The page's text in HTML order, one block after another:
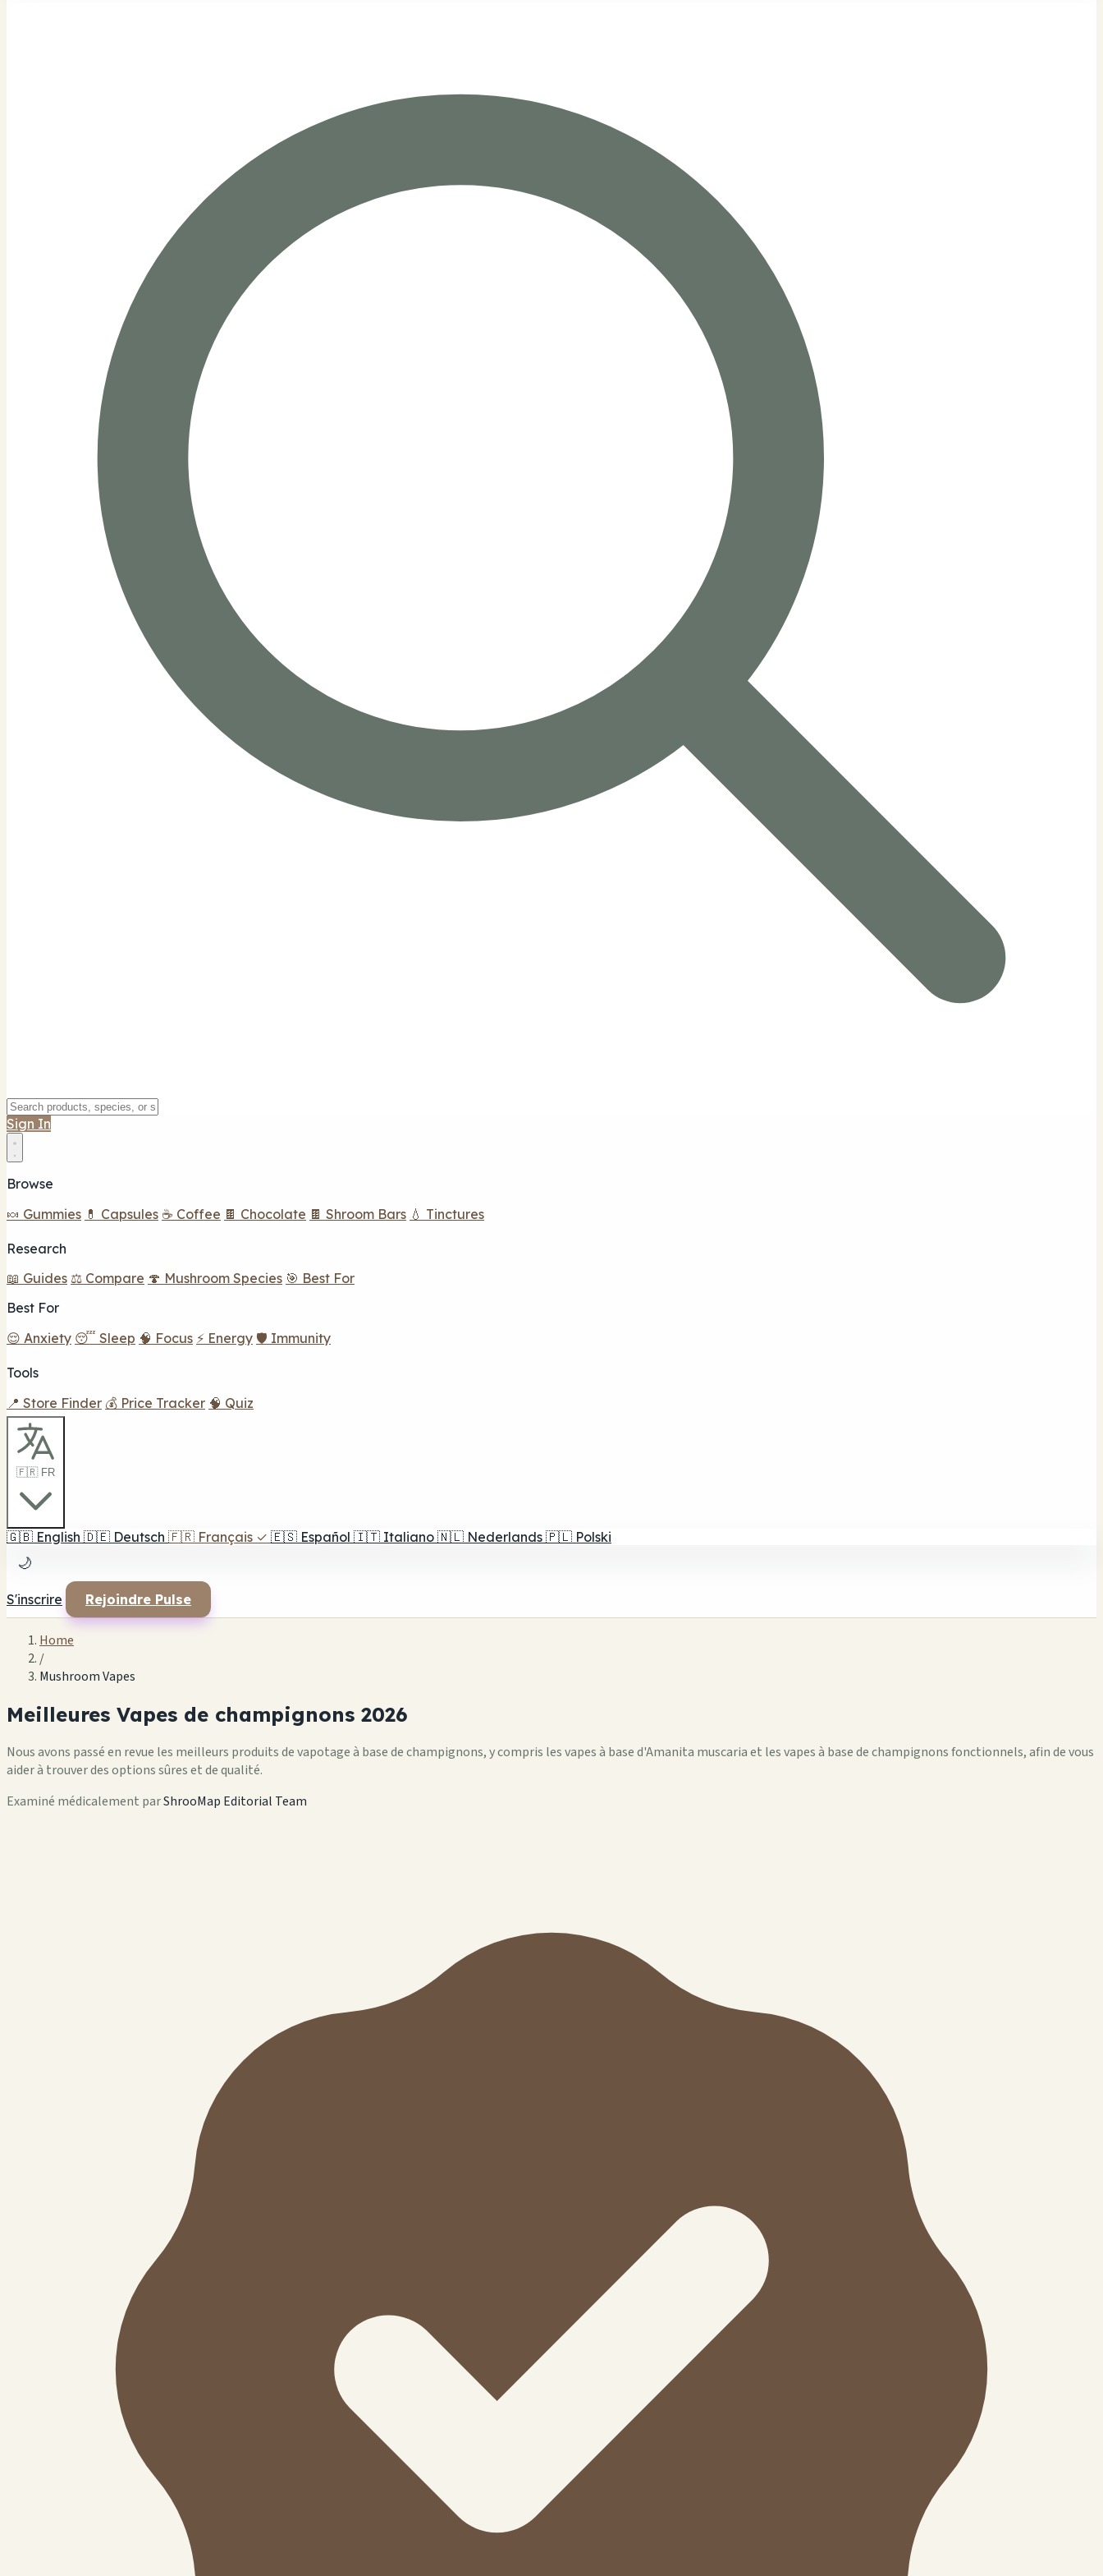
Sign In
Browse
🍬 Gummies 💊 Capsules ☕ Coffee 🍫 Chocolate 🍫 Shroom Bars 💧 Tinctures
Research
📖 Guides ⚖️ Compare 🍄 Mushroom Species 🎯 Best For
Best For
😌 Anxiety 😴 Sleep 🧠 Focus ⚡ Energy 🛡️ Immunity
Tools
📍 Store Finder 💰 Price Tracker 🧠 Quiz
🇫🇷 FR
🇬🇧 English 🇩🇪 Deutsch 🇫🇷 Français ✓ 🇪🇸 Español 🇮🇹 Italiano 🇳🇱 Nederlands 🇵🇱 Polski
🌙
S'inscrire Rejoindre Pulse
Home
/
Mushroom Vapes
Meilleures Vapes de champignons 2026
Nous avons passé en revue les meilleurs produits de vapotage à base de champignons, y compris les vapes à base d'Amanita muscaria et les vapes à base de champignons fonctionnels, afin de vous
aider à trouver des options sûres et de qualité.
Examiné médicalement parShrooMap Editorial Team